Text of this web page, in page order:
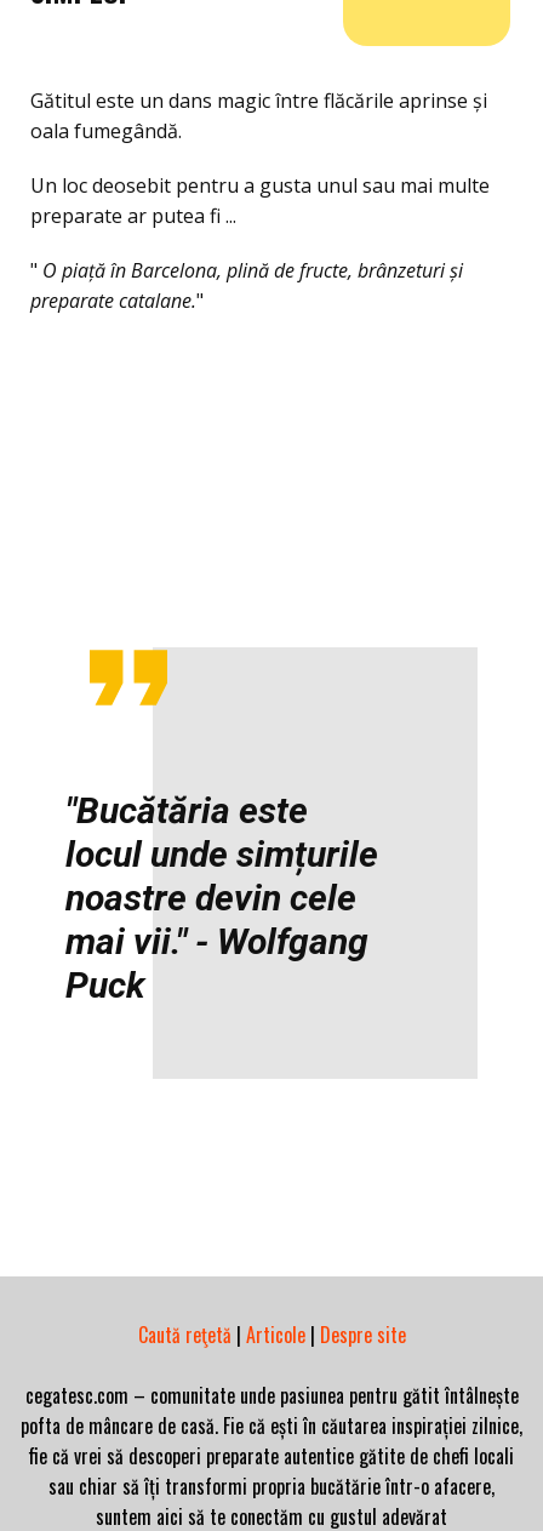
Gătitul este un dans magic între flăcările aprinse și
oala fumegândă.
Un loc deosebit pentru a gusta unul sau mai multe
preparate ar putea fi ...
" O piață în Barcelona, plină de fructe, brânzeturi și
preparate catalane."
"Bucătăria este
locul unde simțurile
noastre devin cele
mai vii." - Wolfgang
Puck
Caută reţetă | Articole| Despre site
cegatesc.com – comunitate unde pasiunea pentru gătit întâlnește
pofta de mâncare de casă. Fie că ești în căutarea inspirației zilnice,
fie că vrei să descoperi preparate autentice gătite de chefi locali
sau chiar să îți transformi propria bucătărie într-o afacere,
suntem aici să te conectăm cu gustul adevărat